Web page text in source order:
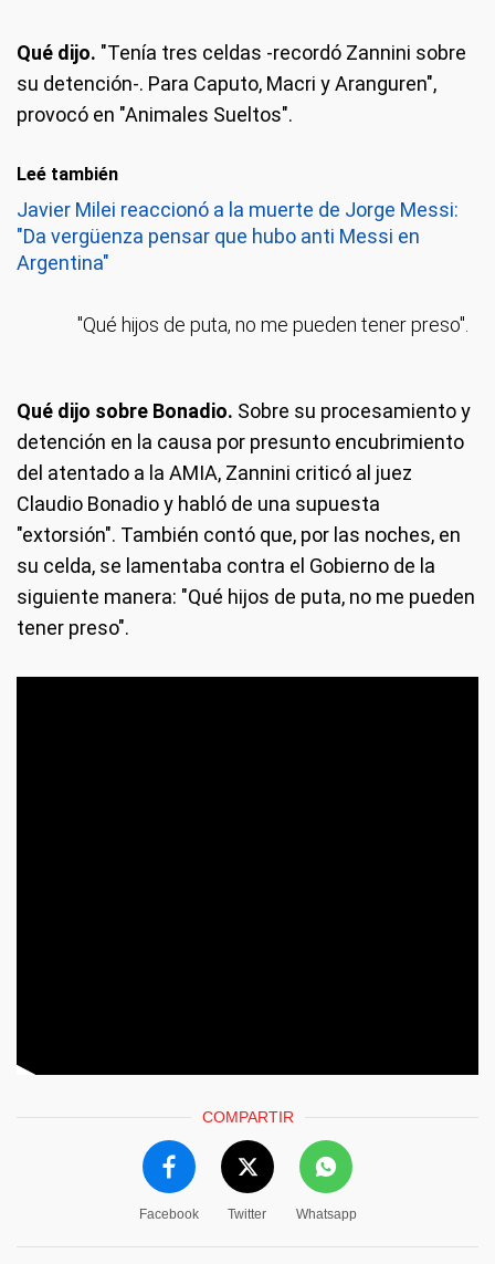
Qué dijo. "Tenía tres celdas -recordó Zannini sobre
su detención-. Para Caputo, Macri y Aranguren",
provocó en "Animales Sueltos".
Leé también
Javier Milei reaccionó a la muerte de Jorge Messi:
"Da vergüenza pensar que hubo anti Messi en
Argentina"
"Qué hijos de puta, no me pueden tener preso".
Qué dijo sobre Bonadio. Sobre su procesamiento y
detención en la causa por presunto encubrimiento
del atentado a la AMIA, Zannini criticó al juez
Claudio Bonadio y habló de una supuesta
"extorsión". También contó que, por las noches, en
su celda, se lamentaba contra el Gobierno de la
siguiente manera: "Qué hijos de puta, no me pueden
tener preso".
COMPARTIR
Facebook Twitter Whatsapp